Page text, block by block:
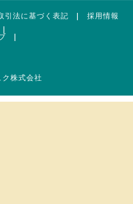
引法に基づく表記 | 採用情報
|
|
株式会社